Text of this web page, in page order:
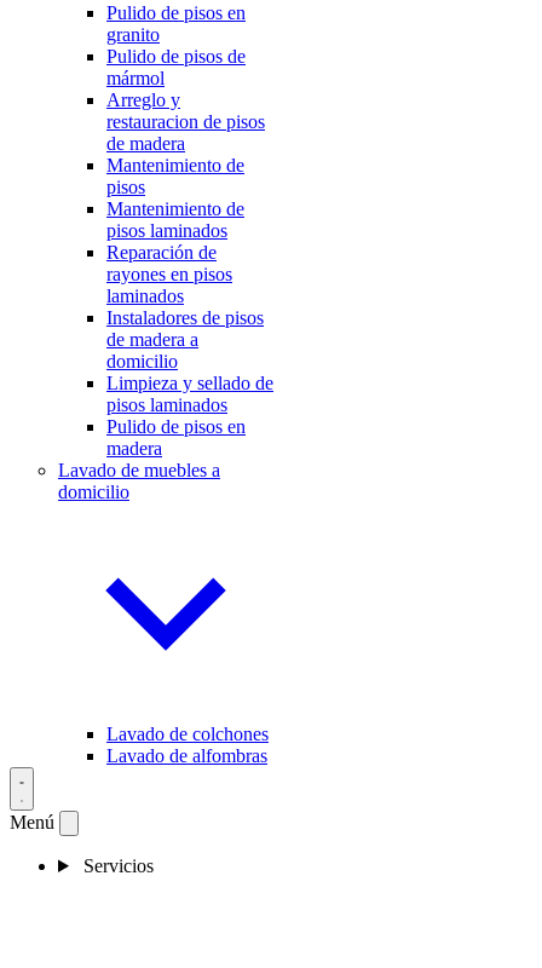
Pulido de pisos en
granito
Pulido de pisos de
mármol
Arreglo y
restauracion de pisos
de madera
Mantenimiento de
pisos
Mantenimiento de
pisos laminados
Reparación de
rayones en pisos
laminados
Instaladores de pisos
de madera a
domicilio
Limpieza y sellado de
pisos laminados
Pulido de pisos en
madera
Lavado de muebles a
domicilio
Lavado de colchones
Lavado de alfombras
Menú
Servicios